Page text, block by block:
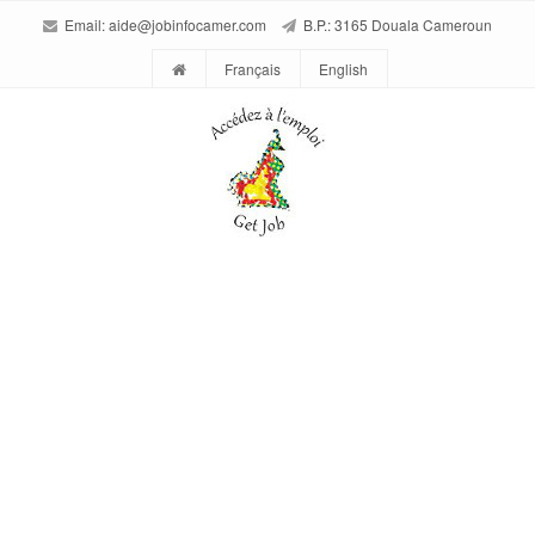
Email:aide@jobinfocamer.com B.P.: 3165 Douala Cameroun
Français English